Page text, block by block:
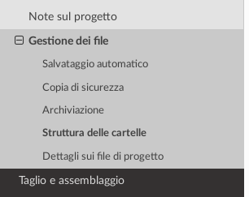
Note sul progetto
Gestione dei file
Salvataggio automatico
Copia di sicurezza
Archiviazione
Struttura delle cartelle
Dettagli sui file di progetto
Taglio e assemblaggio